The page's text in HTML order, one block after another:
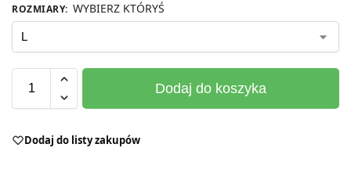
ROZMIARY: WYBIERZ KTÓRYŚ
Dodaj do koszyka
Dodaj do listy zakupów